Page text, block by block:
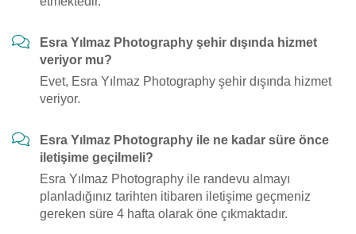
Esra Yılmaz Photography şehir dışında hizmet
veriyor mu?
Evet, Esra Yılmaz Photography şehir dışında hizmet
veriyor.
Esra Yılmaz Photography ile ne kadar süre önce
iletişime geçilmeli?
Esra Yılmaz Photography ile randevu almayı
planladığınız tarihten itibaren iletişime geçmeniz
gereken süre 4 hafta olarak öne çıkmaktadır.